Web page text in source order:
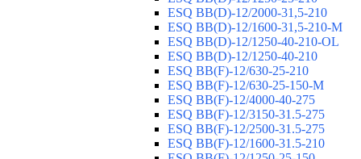
ESQ BB(D)-12/2000-31,5-210
ESQ BB(D)-12/1600-31,5-210-М
ESQ BB(D)-12/1250-40-210-OL
ESQ BB(D)-12/1250-40-210
ESQ ВВ(F)-12/630-25-210
ESQ ВВ(F)-12/630-25-150-М
ESQ ВВ(F)-12/4000-40-275
ESQ ВВ(F)-12/3150-31.5-275
ESQ ВВ(F)-12/2500-31.5-275
ESQ ВВ(F)-12/1600-31.5-210